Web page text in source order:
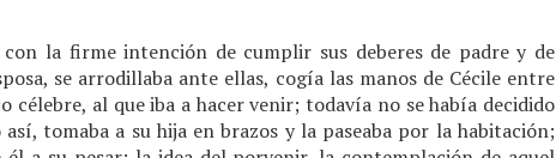
la firme intención de cumplir sus deberes de padre y de
se arrodillaba ante ellas, cogía las manos de Cécile entre
al que iba a hacer venir; todavía no se había decidido
tomaba a su hija en brazos y la paseaba por la habitación;